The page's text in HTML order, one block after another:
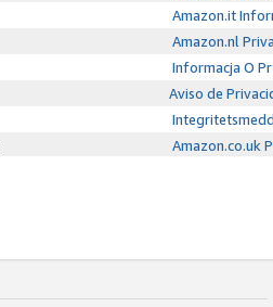
Amazon.it
Amazon.nl
Informacja O
Aviso de
Amazon.co.uk